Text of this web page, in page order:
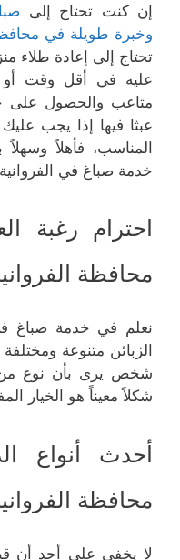
إن كنت تحتاج إلى
وخبرة طويلة في محافظة
تحتاج إلى إعادة طلاء
عليه في أقل وقت أو
متاعب والحصول على
عبثا فيها إذا يجب
المناسب، فأهلاً
خدمة صباغ في
احترام رغبة
محافظة
نعلم في خدمة صباغ
الزبائن متنوعة
شخص يرى بأن نوع من
شكلاً معيناً هو الخيار
أحدث أنواع
محافظة
لا يخفى على أحد أن